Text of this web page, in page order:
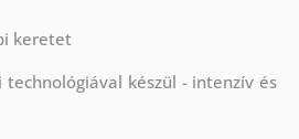
keretet
készül - intenzív és